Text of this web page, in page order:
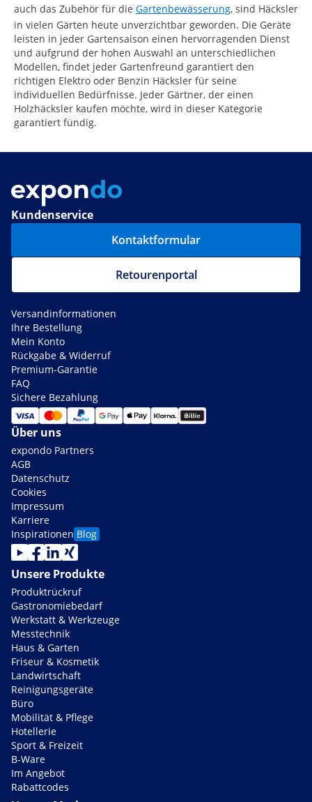
auch das Zubehör für die Gartenbewässerung, sind Häcksler
in vielen Gärten heute unverzichtbar geworden. Die Geräte
leisten in jeder Gartensaison einen hervorragenden Dienst
und aufgrund der hohen Auswahl an unterschiedlichen
Modellen, findet jeder Gartenfreund garantiert den
richtigen Elektro oder Benzin Häcksler für seine
individuellen Bedürfnisse. Jeder Gärtner, der einen
Holzhäcksler kaufen möchte, wird in dieser Kategorie
garantiert fündig.
Kundenservice
Kontaktformular
Retourenportal
Versandinformationen
Ihre Bestellung
Mein Konto
Rückgabe & Widerruf
Premium-Garantie
FAQ
Sichere Bezahlung
Über uns
expondo Partners
AGB
Datenschutz
Cookies
Impressum
Karriere
Inspirationen Blog
Unsere Produkte
Produktrückruf
Gastronomiebedarf
Werkstatt & Werkzeuge
Messtechnik
Haus & Garten
Friseur & Kosmetik
Landwirtschaft
Reinigungsgeräte
Büro
Mobilität & Pflege
Hotellerie
Sport & Freizeit
B-Ware
Im Angebot
Rabattcodes